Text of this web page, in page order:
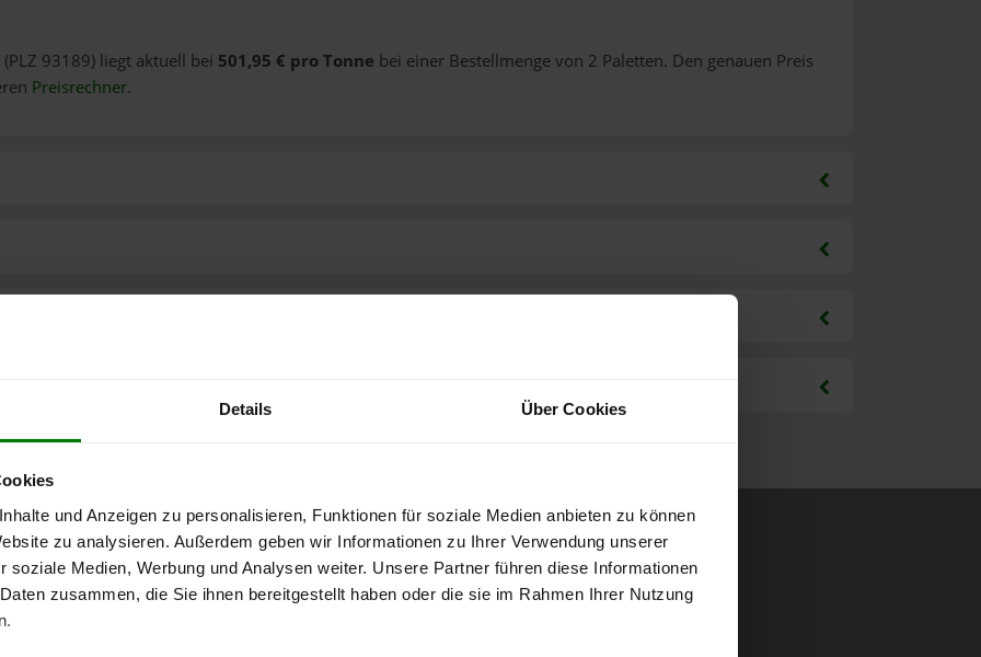
Details Über Cookies
und Anzeigen zu personalisieren, Funktionen für soziale Medien anbieten zu können
zu analysieren. Außerdem geben wir Informationen zu Ihrer Verwendung unserer
soziale Medien, Werbung und Analysen weiter. Unsere Partner führen diese Informationen
zusammen, die Sie ihnen bereitgestellt haben oder die sie im Rahmen Ihrer Nutzung
93189) liegt aktuell bei 501,95 € pro Tonne bei einer Bestellmenge von 2 Paletten. Den genauen Preis
Preisrechner.
kostenlose